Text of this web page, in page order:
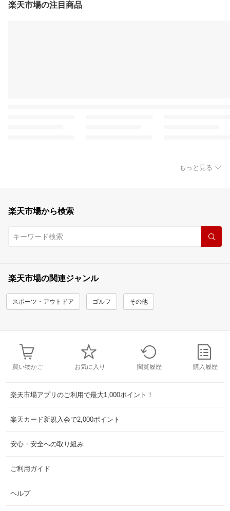
楽天市場の注目商品
もっと見る
楽天市場から検索
楽天市場の関連ジャンル
スポーツ・アウトドア ゴルフ その他
買い物かご お気に入り 閲覧履歴 購入履歴
楽天市場アプリのご利用で最大1,000ポイント！
楽天カード新規入会で2,000ポイント
安心・安全への取り組み
ご利用ガイド
ヘルプ